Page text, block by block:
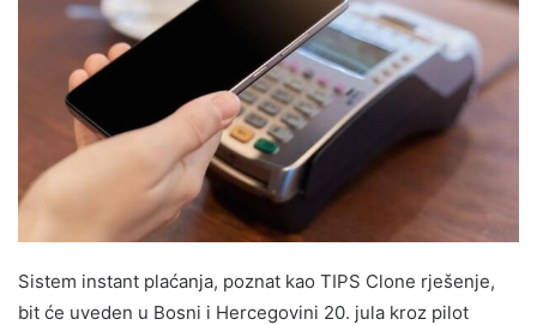
Sistem instant plaćanja, poznat kao TIPS Clone rješenje,
bit će uveden u Bosni i Hercegovini 20. jula kroz pilot